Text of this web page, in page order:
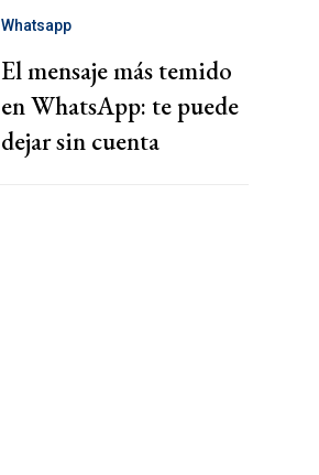
Whatsapp
El mensaje más temido
en WhatsApp: te puede
dejar sin cuenta